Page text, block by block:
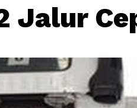
Jalur